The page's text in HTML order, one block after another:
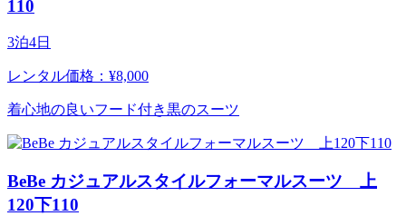
110
3泊4日
レンタル価格：¥8,000
着心地の良いフード付き黒のスーツ
BeBe カジュアルスタイルフォーマルスーツ 上
120下110